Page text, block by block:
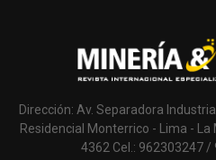
Dirección: Av. Separadora
Residencial Monterrico - Lima -
4362 Cel.: 962303247 /